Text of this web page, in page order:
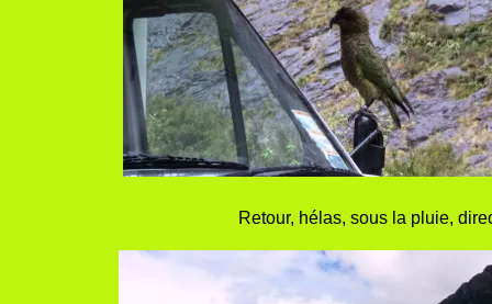
Retour, hélas, sous la pluie,